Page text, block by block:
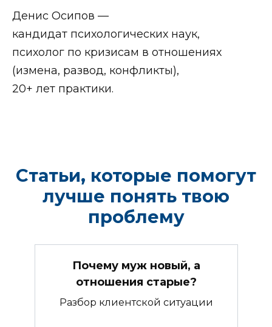
Денис Осипов —
кандидат психологических наук,
психолог по кризисам в отношениях
(измена, развод, конфликты),
20+ лет практики.
Статьи, которые помогут
лучше понять твою
проблему
Почему муж новый, а
отношения старые?
Разбор клиентской ситуации